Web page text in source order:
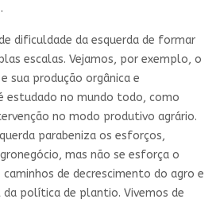
dificuldade da esquerda de formar
escalas. Vejamos, por exemplo, o
sua produção orgânica e
estudado no mundo todo, como
no modo produtivo agrário.
parabeniza os esforços,
mas não se esforça o
de decrescimento do agro e
política de plantio. Vivemos de